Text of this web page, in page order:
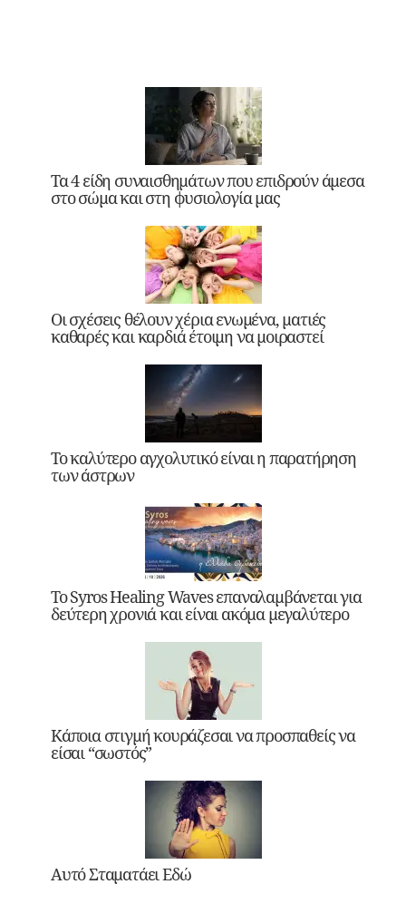
Τα 4 είδη συναισθημάτων που επιδρούν άμεσα
στο σώμα και στη φυσιολογία μας
Οι σχέσεις θέλουν χέρια ενωμένα, ματιές
καθαρές και καρδιά έτοιμη να μοιραστεί
Το καλύτερο αγχολυτικό είναι η παρατήρηση
των άστρων
Το Syros Healing Waves επαναλαμβάνεται για
δεύτερη χρονιά και είναι ακόμα μεγαλύτερο
Κάποια στιγμή κουράζεσαι να προσπαθείς να
είσαι “σωστός”
Αυτό Σταματάει Εδώ